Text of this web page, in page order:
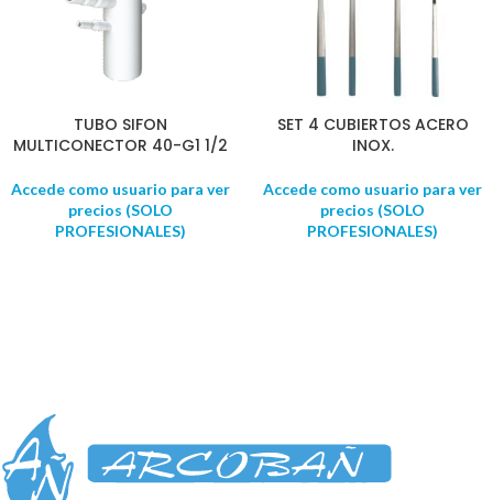
TUBO SIFON
MULTICONECTOR 40-G1 1/2
Accede como usuario para ver
precios (SOLO
PROFESIONALES)
SET 4 CUBIERTOS ACERO
INOX.
Accede como usuario para ver
precios (SOLO
PROFESIONALES)